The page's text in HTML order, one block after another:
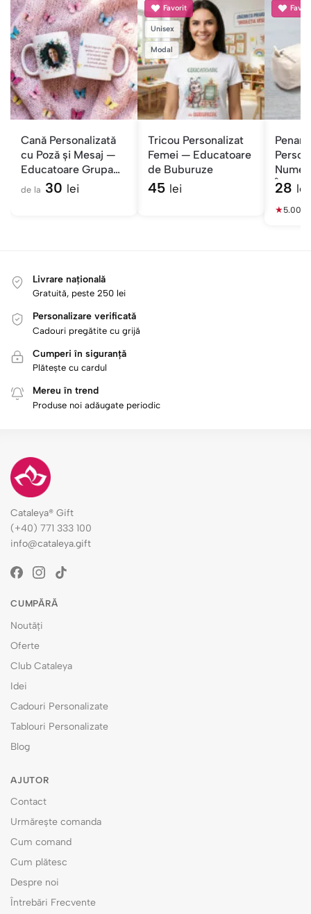
Cană Personalizată
cu Poză și Mesaj —
Educatoare Grupa
Fluturașilor
de la 30 lei
Favorit
Unisex
Modal
Tricou Personalizat
Femei — Educatoare
de Buburuze
45 lei
Penar
Nume
28 lei
★5.00
Livrare națională
Gratuită, peste 250 lei
Personalizare verificată
Cadouri pregătite cu grijă
Cumperi în siguranță
Plătește cu cardul
Mereu în trend
Produse noi adăugate periodic
Cataleya® Gift
(+40) 771 333 100
info@cataleya.gift
CUMPĂRĂ
Noutăți
Oferte
Club Cataleya
Idei
Cadouri Personalizate
Tablouri Personalizate
Blog
AJUTOR
Contact
Urmărește comanda
Cum comand
Cum plătesc
Despre noi
Întrebări Frecvente